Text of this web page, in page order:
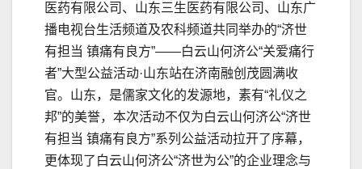
医药有限公司、山东三生医药有限公司、山东广
播电视台生活频道及农科频道共同举办的“济世
有担当 镇痛有良方”——白云山何济公“关爱痛行
者”大型公益活动·山东站在济南融创茂圆满收
官。山东，是儒家文化的发源地，素有“礼仪之
邦”的美誉，本次活动不仅为白云山何济公“济世
有担当 镇痛有良方”系列公益活动拉开了序幕，
更体现了白云山何济公“济世为公”的企业理念与